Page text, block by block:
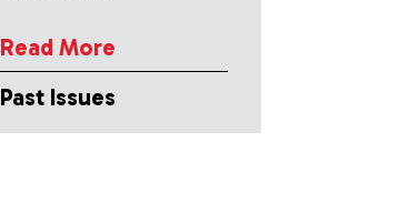
Read More
Past Issues